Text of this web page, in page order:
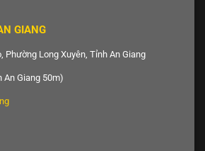
GIANG
Phường Long Xuyên, Tỉnh An Giang
An Giang 50m)